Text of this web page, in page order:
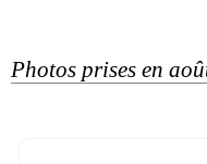
Photos prises en